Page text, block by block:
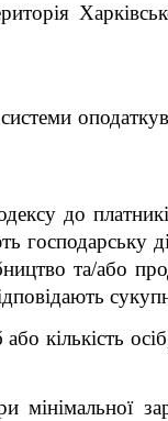
до
господарську
та/або
кількість